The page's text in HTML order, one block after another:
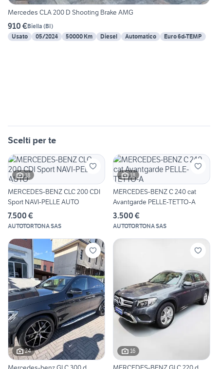
Mercedes CLA 200 D Shooting Brake AMG
910 €Biella (BI)
Usato
05/2024 50000 Km Diesel Automatico Euro 6d-TEMP
Scelti per te
18
MERCEDES-BENZ CLC 200 CDI
Sport NAVI-PELLE AUTO
7.500 €
AUTOTORTONA SAS
18
MERCEDES-BENZ C 240 cat
Avantgarde PELLE-TETTO-A
3.500 €
AUTOTORTONA SAS
24 16